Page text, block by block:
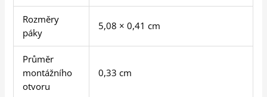
Rozměry
páky
5,08 × 0,41 cm
Průměr
montážního
otvoru
0,33 cm